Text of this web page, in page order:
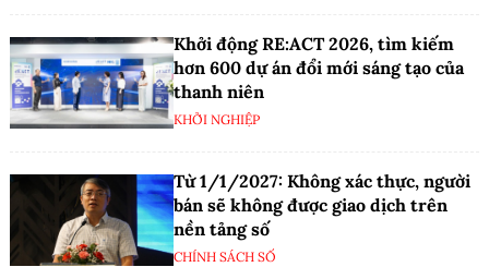
Khởi động RE:ACT 2026, tìm kiếm
hơn 600 dự án đổi mới sáng tạo của
thanh niên
KHỞI NGHIỆP
Từ 1/1/2027: Không xác thực, người
bán sẽ không được giao dịch trên
nền tảng số
CHÍNH SÁCH SỐ